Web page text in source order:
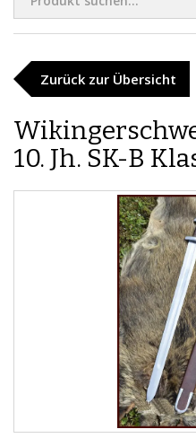
Zurück zur Übersicht
10. Jh. SK-B